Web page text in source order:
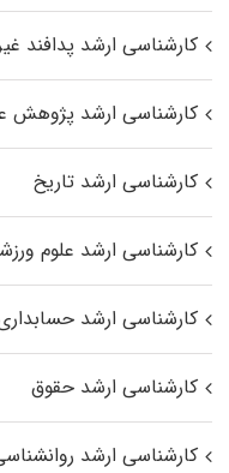
کارشناسی ارشد پدافند
کارشناسی ارشد پژوهش
کارشناسی ارشد تاریخ
کارشناسی ارشد علوم
کارشناسی ارشد
کارشناسی ارشد حقوق
کارشناسی ارشد